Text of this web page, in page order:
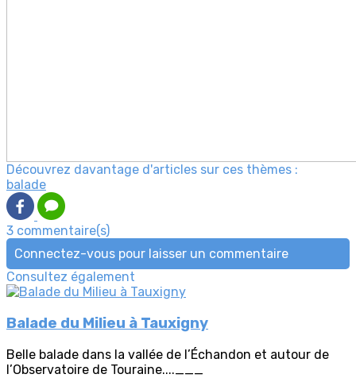
Découvrez davantage d'articles sur ces thèmes :
balade
3 commentaire(s)
Connectez-vous pour laisser un commentaire
Consultez également
Balade du Milieu à Tauxigny
Belle balade dans la vallée de l’Échandon et autour de
l’Observatoire de Touraine....___